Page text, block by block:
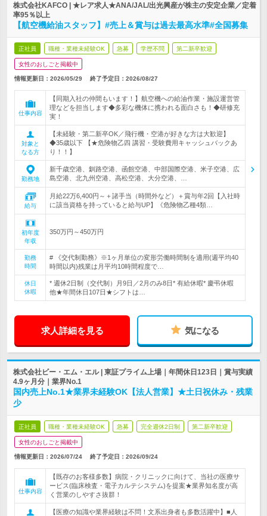
株式会社KAFCO | ★レア求人★ANA/JAL/出光興産が株主の安定企業／定着
率95％以上
【航空機給油スタッフ】#売上＆賞与は過去最高水準#全国募集
正社員 職種・業種未経験OK 急募 学歴不問 第二新卒歓迎
女性のおしごと掲載中
情報更新日：2026/05/29 終了予定日： 2026/08/27
仕事内容
【同期入社の仲間もいます！】航空機への給油作業・施設運営管
理などを担当します◆多彩な機体に携われる面白さも！◆研修充
実！
対象と
なる方
【未経験・第二新卒OK／飛行機・空港が好きな方は大歓迎】
◆35歳以下 【★危険物乙四 講習・受験費用キャッシュバックあ
り！！】
勤務地
新千歳空港、釧路空港、函館空港、中部国際空港、米子空港、広
島空港、北九州空港、高松空港、大分空港、…
給与
月給22万6,400円～＋諸手当（時間外など）＋賞与年2回【入社時
に該当資格を持っていると給与UP】《危険物乙種4類…
初年度
年収
350万円～450万円
勤務
時間
# 《交代制勤務》※1ヶ月単位の変形労働時間制を適用(週平均40
時間以内)残業は月平均10時間程度で…
休日
休暇
* 週休2日制（交代制）月9日／2月のみ8日* 有給休暇* 慶弔休暇
他★年間休日107日★シフトは…
求人詳細を見る 気になる
株式会社ビー・エム・エル | 東証プライム上場｜年間休日123日｜賞与実績
4.9ヶ月分｜業界No.1
国内売上No.1★業界未経験OK【法人営業】★土日祝休み・残業
少
正社員 職種・業種未経験OK 急募 完全週休2日制 第二新卒歓迎
女性のおしごと掲載中
情報更新日：2026/07/24 終了予定日： 2026/09/24
仕事内容
【既存のお客様多数】病院・クリニックに向けて、当社の医療サ
ービス(臨床検査・電子カルテシステム)を提案★業界知名度が高
く営業のしやすさ抜群！
【医療の知識や業界経験は不問！文系出身者も多数活躍中】■人